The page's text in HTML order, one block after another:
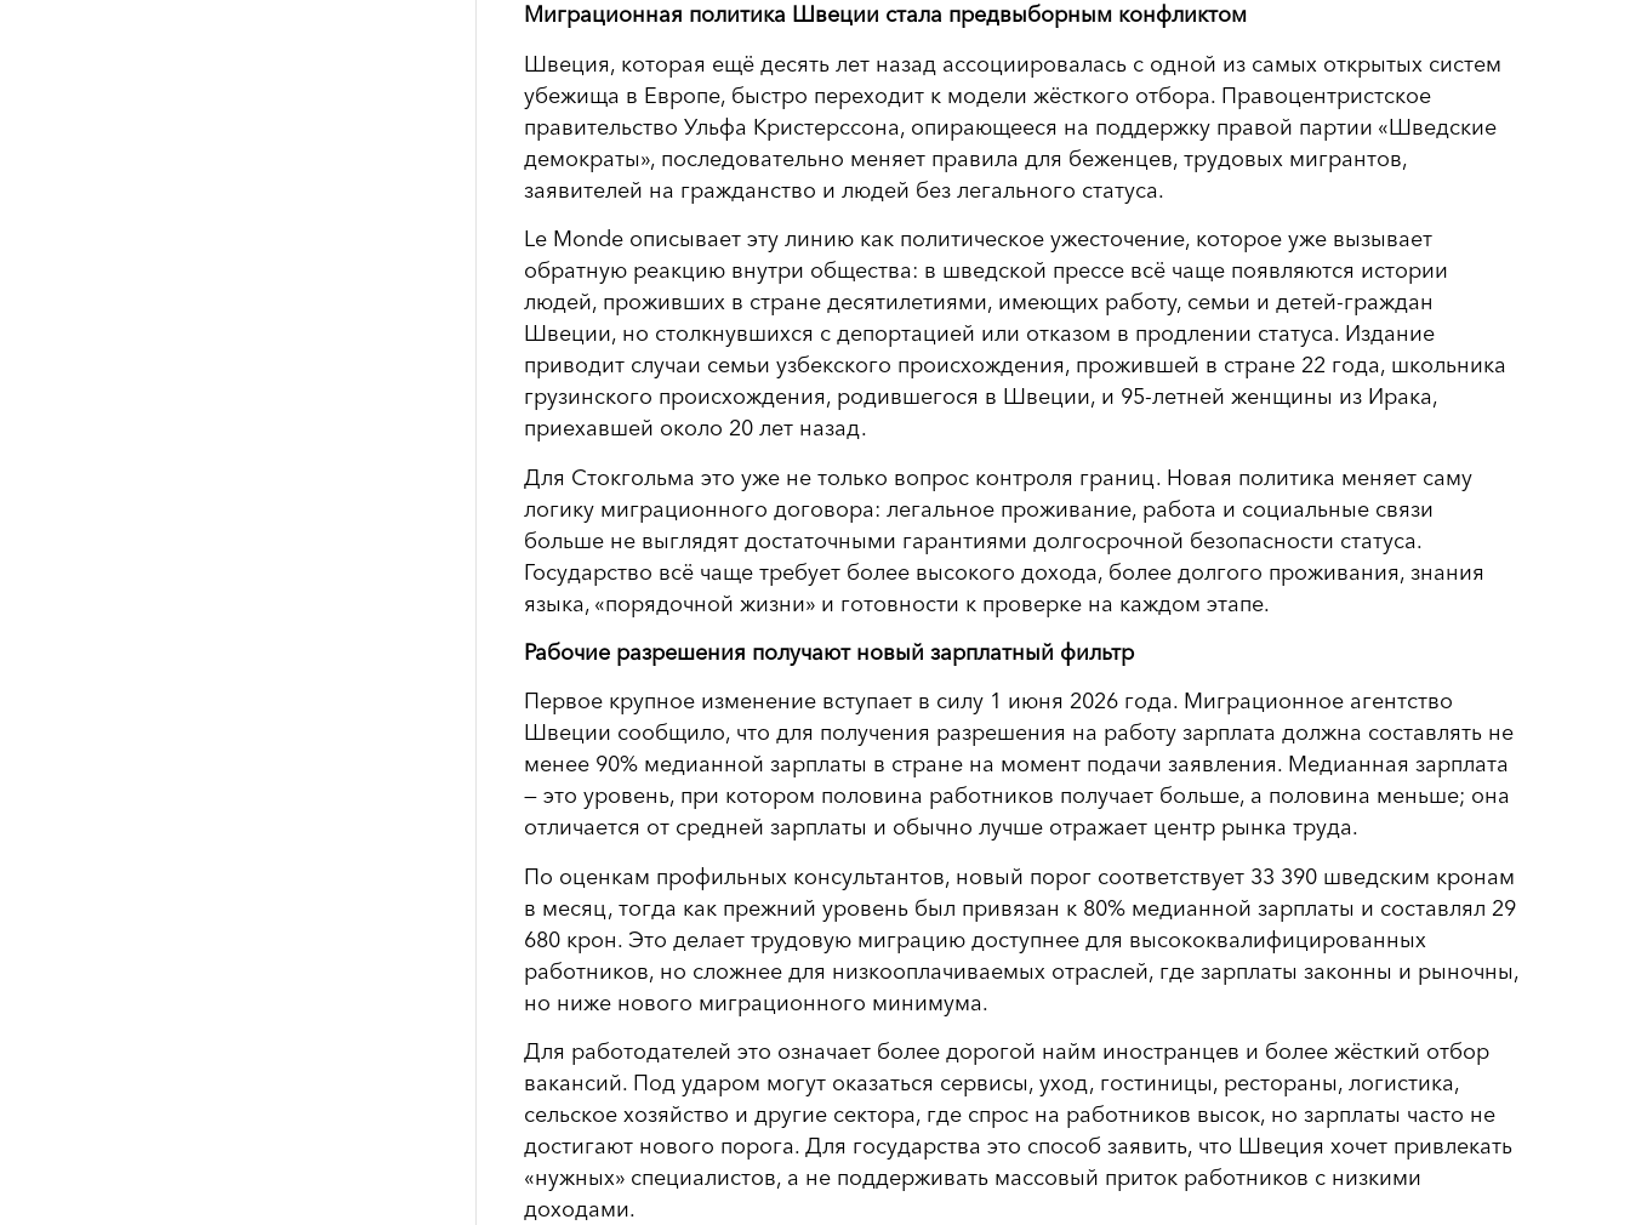
Миграционная политика Швеции стала предвыборным конфликтом
Швеция, которая ещё десять лет назад ассоциировалась с одной из самых открытых систем
убежища в Европе, быстро переходит к модели жёсткого отбора. Правоцентристское
правительство Ульфа Кристерссона, опирающееся на поддержку правой партии «Шведские
демократы», последовательно меняет правила для беженцев, трудовых мигрантов,
заявителей на гражданство и людей без легального статуса.
Le Monde описывает эту линию как политическое ужесточение, которое уже вызывает
обратную реакцию внутри общества: в шведской прессе всё чаще появляются истории
людей, проживших в стране десятилетиями, имеющих работу, семьи и детей-граждан
Швеции, но столкнувшихся с депортацией или отказом в продлении статуса. Издание
приводит случаи семьи узбекского происхождения, прожившей в стране 22 года, школьника
грузинского происхождения, родившегося в Швеции, и 95-летней женщины из Ирака,
приехавшей около 20 лет назад.
Для Стокгольма это уже не только вопрос контроля границ. Новая политика меняет саму
логику миграционного договора: легальное проживание, работа и социальные связи
больше не выглядят достаточными гарантиями долгосрочной безопасности статуса.
Государство всё чаще требует более высокого дохода, более долгого проживания, знания
языка, «порядочной жизни» и готовности к проверке на каждом этапе.
Рабочие разрешения получают новый зарплатный фильтр
Первое крупное изменение вступает в силу 1 июня 2026 года. Миграционное агентство
Швеции сообщило, что для получения разрешения на работу зарплата должна составлять не
менее 90% медианной зарплаты в стране на момент подачи заявления. Медианная зарплата
— это уровень, при котором половина работников получает больше, а половина меньше; она
отличается от средней зарплаты и обычно лучше отражает центр рынка труда.
По оценкам профильных консультантов, новый порог соответствует 33 390 шведским кронам
в месяц, тогда как прежний уровень был привязан к 80% медианной зарплаты и составлял 29
680 крон. Это делает трудовую миграцию доступнее для высококвалифицированных
работников, но сложнее для низкооплачиваемых отраслей, где зарплаты законны и рыночны,
но ниже нового миграционного минимума.
Для работодателей это означает более дорогой найм иностранцев и более жёсткий отбор
вакансий. Под ударом могут оказаться сервисы, уход, гостиницы, рестораны, логистика,
сельское хозяйство и другие сектора, где спрос на работников высок, но зарплаты часто не
достигают нового порога. Для государства это способ заявить, что Швеция хочет привлекать
«нужных» специалистов, а не поддерживать массовый приток работников с низкими
доходами.